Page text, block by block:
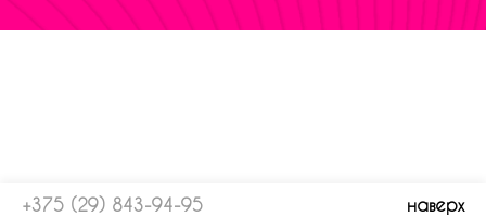
+375 (29) 843-94-95 наверх